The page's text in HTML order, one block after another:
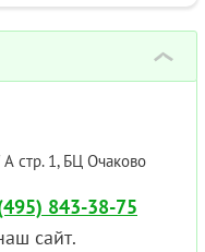
›
стр. 1, БЦ Очаково
843-38-75
сайт.